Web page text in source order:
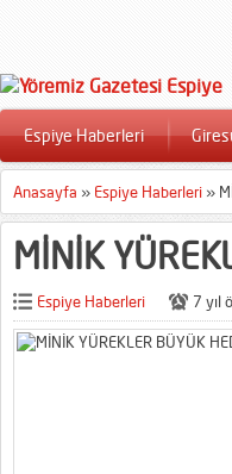
Espiye Haberleri
Anasayfa » Espiye Haberleri »
MİNİK
Espiye Haberleri 7 yıl